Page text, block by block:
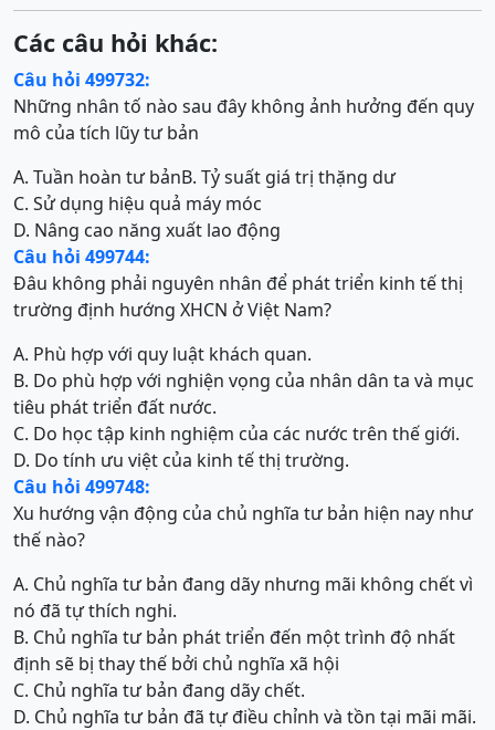
Các câu hỏi khác:
Câu hỏi 499732:
Những nhân tố nào sau đây không ảnh hưởng đến quy
mô của tích lũy tư bản
A. Tuần hoàn tư bảnB. Tỷ suất giá trị thặng dư
C. Sử dụng hiệu quả máy móc
D. Nâng cao năng xuất lao động
Câu hỏi 499744:
Đâu không phải nguyên nhân để phát triển kinh tế thị
trường định hướng XHCN ở Việt Nam?
A. Phù hợp với quy luật khách quan.
B. Do phù hợp với nghiện vọng của nhân dân ta và mục
tiêu phát triển đất nước.
C. Do học tập kinh nghiệm của các nước trên thế giới.
D. Do tính ưu việt của kinh tế thị trường.
Câu hỏi 499748:
Xu hướng vận động của chủ nghĩa tư bản hiện nay như
thế nào?
A. Chủ nghĩa tư bản đang dãy nhưng mãi không chết vì
nó đã tự thích nghi.
B. Chủ nghĩa tư bản phát triển đến một trình độ nhất
định sẽ bị thay thế bởi chủ nghĩa xã hội
C. Chủ nghĩa tư bản đang dãy chết.
D. Chủ nghĩa tư bản đã tự điều chỉnh và tồn tại mãi mãi.